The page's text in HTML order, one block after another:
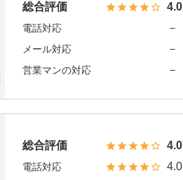
総合評価 4.0
電話対応 －
メール対応 －
営業マンの対応 －
総合評価 4.0
電話対応 4.0